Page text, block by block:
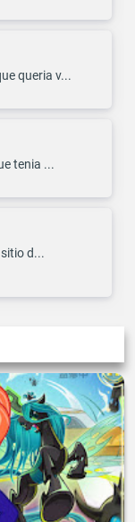
queria v...
tenia ...
d...